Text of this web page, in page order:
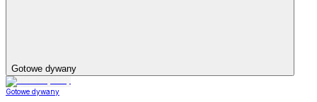
Gotowe dywany
Gotowe dywany